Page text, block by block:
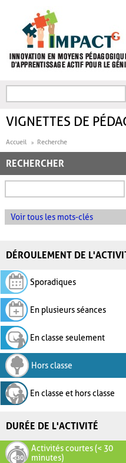
FORMULAIRE DE
VIGNETTES DE
Accueil Recherche
RECHERCHER
Voir tous les mots-clés
DÉROULEMENT DE
Sporadiques
En plusieurs séances
En classe seulement
Hors classe
En classe et hors classe
DURÉE DE L'ACTIVITÉ
Activités courtes (< 30
minutes)